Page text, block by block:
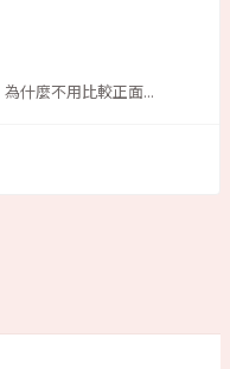
什麼不用比較正面...